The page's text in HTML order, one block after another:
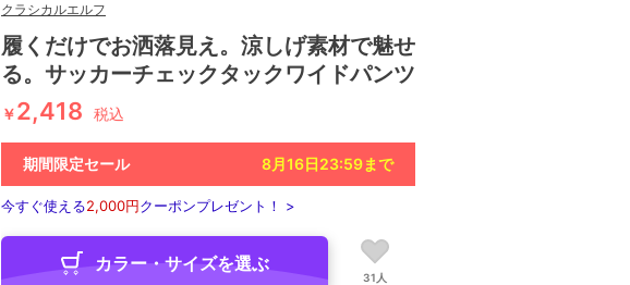
クラシカルエルフ
履くだけでお洒落見え。涼しげ素材で魅せ
る。サッカーチェックタックワイドパンツ
￥2,418 税込
期間限定セール 8月16日23:59まで
今すぐ使える2,000円クーポンプレゼント！ >
カラー・サイズを選ぶ
31人